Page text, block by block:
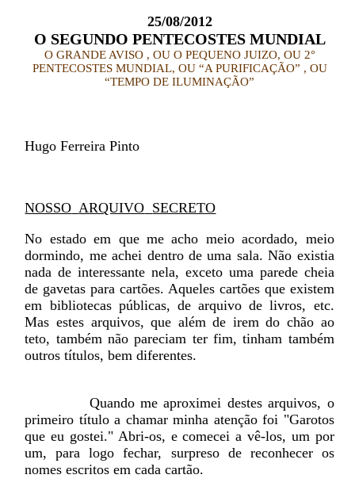
25/08/2012
O SEGUNDO PENTECOSTES MUNDIAL
O GRANDE AVISO , OU O PEQUENO JUIZO, OU 2°
PENTECOSTES MUNDIAL, OU “A PURIFICAÇÃO” , OU
“TEMPO DE ILUMINAÇÃO”
Hugo Ferreira Pinto
NOSSO ARQUIVO SECRETO
No estado em que me acho meio acordado, meio
dormindo, me achei dentro de uma sala. Não existia
nada de interessante nela, exceto uma parede cheia
de gavetas para cartões. Aqueles cartões que existem
em bibliotecas públicas, de arquivo de livros, etc.
Mas estes arquivos, que além de irem do chão ao
teto, também não pareciam ter fim, tinham também
outros títulos, bem diferentes.
Quando me aproximei destes arquivos, o
primeiro título a chamar minha atenção foi "Garotos
que eu gostei." Abri-os, e comecei a vê-los, um por
um, para logo fechar, surpreso de reconhecer os
nomes escritos em cada cartão.